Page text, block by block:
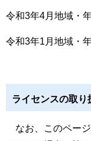
令和3年4月地域・
令和3年1月地域・
ライセンスの取り
なお、このペー